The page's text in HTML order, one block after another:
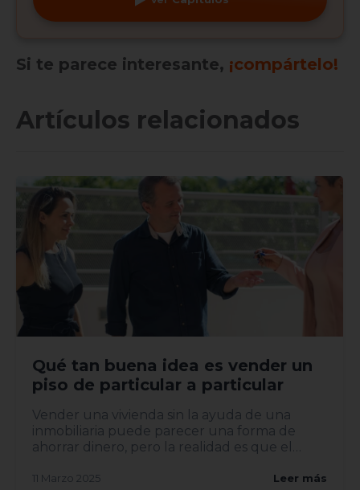
Si te parece interesante, ¡compártelo!
Artículos relacionados
Qué tan buena idea es vender un
piso de particular a particular
Vender una vivienda sin la ayuda de una
inmobiliaria puede parecer una forma de
ahorrar dinero, pero la realidad es que el
11 Marzo 2025 Leer más